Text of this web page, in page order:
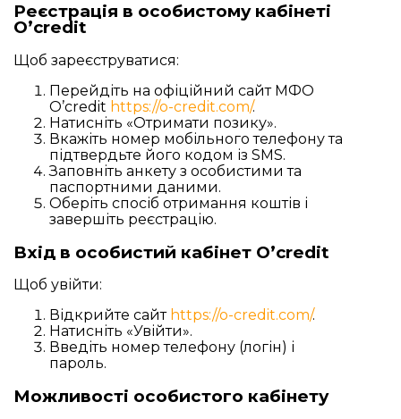
Реєстрація в особистому кабінеті
O’credit
Щоб зареєструватися:
Перейдіть на офіційний сайт МФО
O’credit https://o-credit.com/.
Натисніть «Отримати позику».
Вкажіть номер мобільного телефону та
підтвердьте його кодом із SMS.
Заповніть анкету з особистими та
паспортними даними.
Оберіть спосіб отримання коштів і
завершіть реєстрацію.
Вхід в особистий кабінет O’credit
Щоб увійти:
Відкрийте сайт https://o-credit.com/.
Натисніть «Увійти».
Введіть номер телефону (логін) і
пароль.
Можливості особистого кабінету